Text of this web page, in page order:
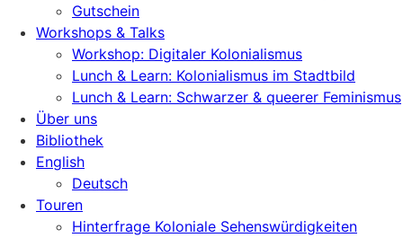
Gutschein
Workshops & Talks
Workshop: Digitaler Kolonialismus
Lunch & Learn: Kolonialismus im Stadtbild
Lunch & Learn: Schwarzer & queerer Feminismus
Über uns
Bibliothek
English
Deutsch
Touren
Hinterfrage Koloniale Sehenswürdigkeiten